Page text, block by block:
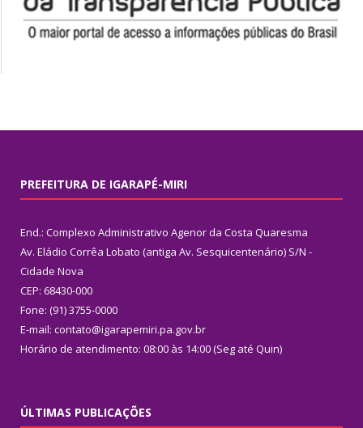
PREFEITURA DE IGARAPÉ-MIRI
End.: Complexo Administrativo Agenor da Costa Quaresma
Av. Eládio Corrêa Lobato (antiga Av. Sesquicentenário) S/N -
Cidade Nova
CEP: 68430-000
Fone: (91) 3755-0000
E-mail: contato@igarapemiri.pa.gov.br
Horário de atendimento: 08:00 às 14:00 (Seg até Quin)
ÚLTIMAS PUBLICAÇÕES